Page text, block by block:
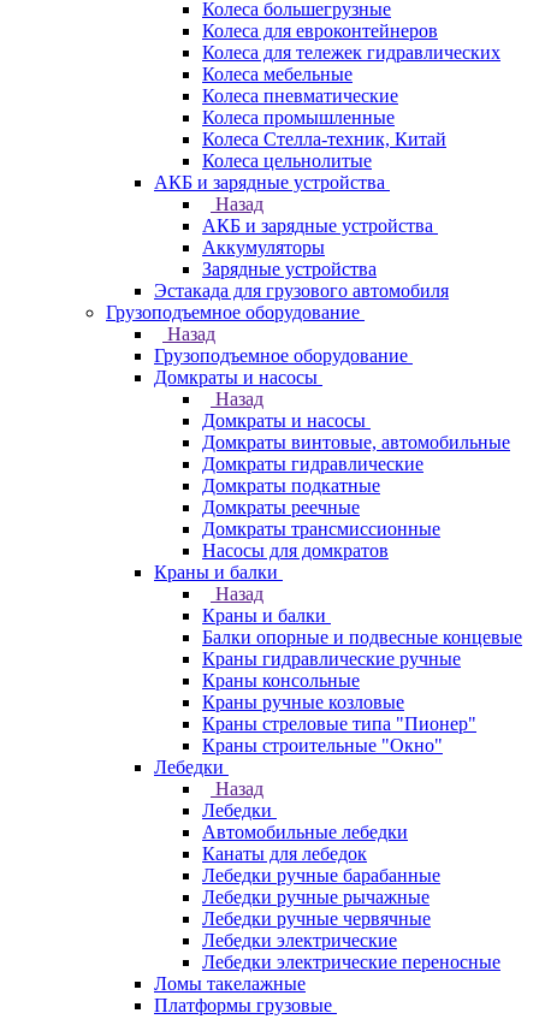
Колеса большегрузные
Колеса для евроконтейнеров
Колеса для тележек гидравлических
Колеса мебельные
Колеса пневматические
Колеса промышленные
Колеса Стелла-техник, Китай
Колеса цельнолитые
АКБ и зарядные устройства
Назад
АКБ и зарядные устройства
Аккумуляторы
Зарядные устройства
Эстакада для грузового автомобиля
Грузоподъемное оборудование
Назад
Грузоподъемное оборудование
Домкраты и насосы
Назад
Домкраты и насосы
Домкраты винтовые, автомобильные
Домкраты гидравлические
Домкраты подкатные
Домкраты реечные
Домкраты трансмиссионные
Насосы для домкратов
Краны и балки
Назад
Краны и балки
Балки опорные и подвесные концевые
Краны гидравлические ручные
Краны консольные
Краны ручные козловые
Краны стреловые типа "Пионер"
Краны строительные "Окно"
Лебедки
Назад
Лебедки
Автомобильные лебедки
Канаты для лебедок
Лебедки ручные барабанные
Лебедки ручные рычажные
Лебедки ручные червячные
Лебедки электрические
Лебедки электрические переносные
Ломы такелажные
Платформы грузовые